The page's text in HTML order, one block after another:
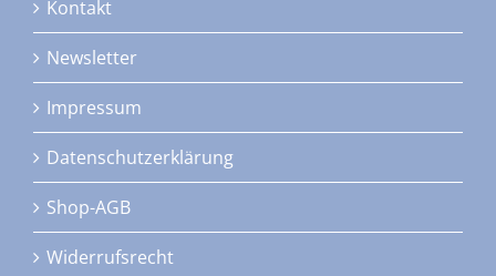
Kontakt
Newsletter
Impressum
Datenschutzerklärung
Shop-AGB
Widerrufsrecht